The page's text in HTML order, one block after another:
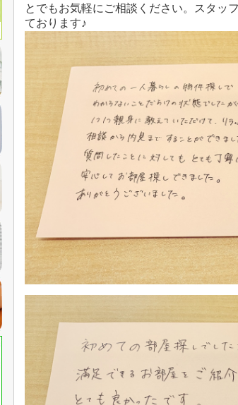
とでもお気軽にご相談ください。スタッ
ております♪